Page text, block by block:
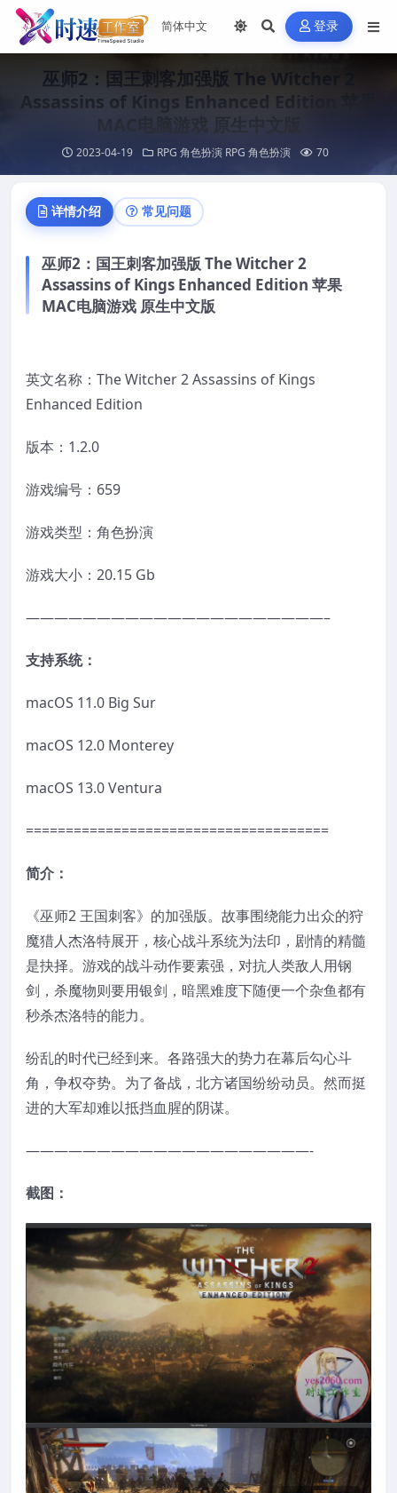
登录
巫师2：国王刺客加强版 The Witcher 2
Assassins of Kings Enhanced Edition 苹果
MAC电脑游戏 原生中文版
2023-04-19 RPG 角色扮演 RPG 角色扮演 70
详情介绍 常见问题
巫师2：国王刺客加强版 The Witcher 2
Assassins of Kings Enhanced Edition 苹果
MAC电脑游戏 原生中文版
英文名称：The Witcher 2 Assassins of Kings
Enhanced Edition
版本：1.2.0
游戏编号：659
游戏类型：角色扮演
游戏大小：20.15 Gb
—————————————————————–
支持系统：
macOS 11.0 Big Sur
macOS 12.0 Monterey
macOS 13.0 Ventura
======================================
简介：
《巫师2 王国刺客》的加强版。故事围绕能力出众的狩
魔猎人杰洛特展开，核心战斗系统为法印，剧情的精髓
是抉择。游戏的战斗动作要素强，对抗人类敌人用钢
剑，杀魔物则要用银剑，暗黑难度下随便一个杂鱼都有
秒杀杰洛特的能力。
纷乱的时代已经到来。各路强大的势力在幕后勾心斗
角，争权夺势。为了备战，北方诸国纷纷动员。然而挺
进的大军却难以抵挡血腥的阴谋。
————————————————————-
截图：